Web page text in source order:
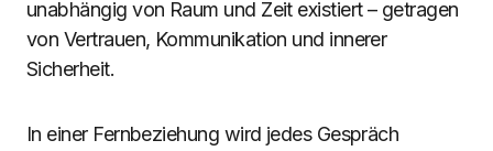
unabhängig von Raum und Zeit existiert – getragen
von Vertrauen, Kommunikation und innerer
Sicherheit.
In einer Fernbeziehung wird jedes Gespräch